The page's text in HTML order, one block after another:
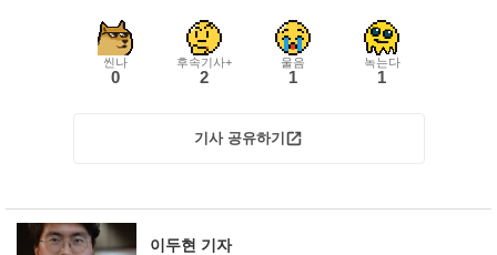
씬나
0
후속기사+
2
울음
1
녹는다
1
기사 공유하기
이두현 기자